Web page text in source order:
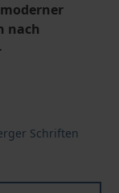
nach
Schriften